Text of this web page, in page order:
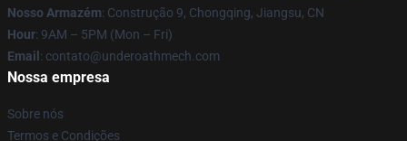
Nosso Armazém: Construção 9, Chongqing, Jiangsu, CN
Hour: 9AM – 5PM (Mon – Fri)
Email : contato@underoathmech.com
Nossa empresa
Sobre nós
Termos e Condições